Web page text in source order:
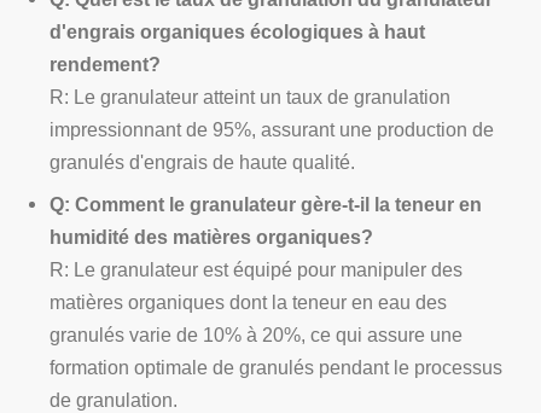
d'engrais organiques écologiques à haut
rendement?
R: Le granulateur atteint un taux de granulation
impressionnant de 95%, assurant une production de
granulés d'engrais de haute qualité.
Q: Comment le granulateur gère-t-il la teneur en
humidité des matières organiques?
R: Le granulateur est équipé pour manipuler des
matières organiques dont la teneur en eau des
granulés varie de 10% à 20%, ce qui assure une
formation optimale de granulés pendant le processus
de granulation.